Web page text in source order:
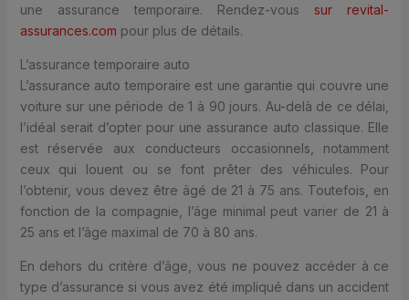
une assurance temporaire. Rendez-voussur revital-
assurances.com pour plus de détails.
L’assurance temporaire auto
L’assurance auto temporaire est une garantie qui couvre une
voiture sur une période de 1 à 90 jours. Au-delà de ce délai,
l’idéal serait d’opter pour une assurance auto classique. Elle
est réservée aux conducteurs occasionnels, notamment
ceux qui louent ou se font prêter des véhicules. Pour
l’obtenir, vous devez être âgé de 21 à 75 ans. Toutefois, en
fonction de la compagnie, l’âge minimal peut varier de 21 à
25 ans et l’âge maximal de 70 à 80 ans.
En dehors du critère d’âge, vous ne pouvez accéder à ce
type d’assurance si vous avez été impliqué dans un accident